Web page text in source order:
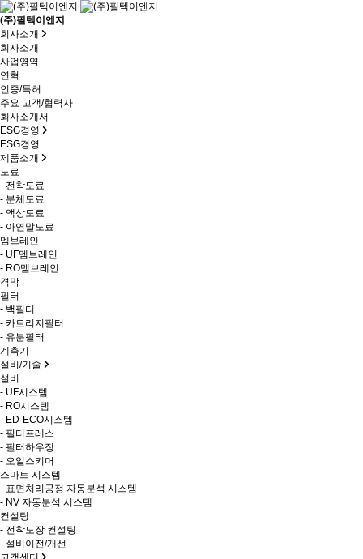
(주)필텍이엔지
회사소개
회사소개
사업영역
연혁
인증/특허
주요 고객/협력사
회사소개서
ESG경영
ESG경영
제품소개
도료
- 전착도료
- 분체도료
- 액상도료
- 아연말도료
멤브레인
- UF멤브레인
- RO멤브레인
격막
필터
- 백필터
- 카트리지필터
- 유분필터
계측기
설비/기술
설비
- UF시스템
- RO시스템
- ED-ECO시스템
- 필터프레스
- 필터하우징
- 오일스키머
스마트 시스템
- 표면처리공정 자동분석 시스템
- NV 자동분석 시스템
컨설팅
- 전착도장 컨설팅
- 설비이전/개선